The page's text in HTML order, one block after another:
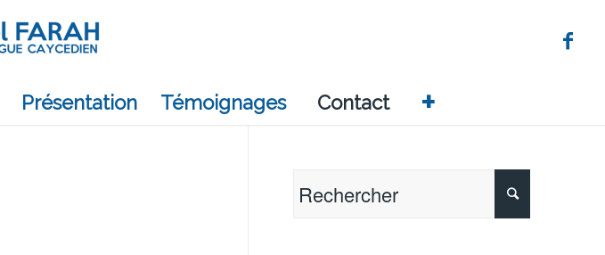
Présentation Témoignages Contact +